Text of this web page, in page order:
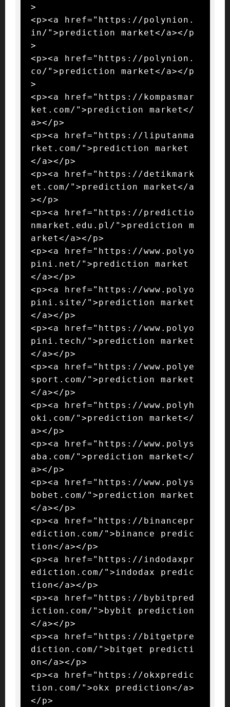
>
<p><a href="https://polynion.
in/">prediction market</a></p
>
<p><a href="https://polynion.
co/">prediction market</a></p
>
<p><a href="https://kompasmar
ket.com/">prediction market</
a></p>
<p><a href="https://liputanma
rket.com/">prediction market
</a></p>
<p><a href="https://detikmark
et.com/">prediction market</a
></p>
<p><a href="https://predictio
nmarket.edu.pl/">prediction m
arket</a></p>
<p><a href="https://www.polyo
pini.net/">prediction market
</a></p>
<p><a href="https://www.polyo
pini.site/">prediction market
</a></p>
<p><a href="https://www.polyo
pini.tech/">prediction market
</a></p>
<p><a href="https://www.polye
sport.com/">prediction market
</a></p>
<p><a href="https://www.polyh
oki.com/">prediction market</
a></p>
<p><a href="https://www.polys
aba.com/">prediction market</
a></p>
<p><a href="https://www.polys
bobet.com/">prediction market
</a></p>
<p><a href="https://binancepr
ediction.com/">binance predic
tion</a></p>
<p><a href="https://indodaxpr
ediction.com/">indodax predic
tion</a></p>
<p><a href="https://bybitpred
iction.com/">bybit prediction
</a></p>
<p><a href="https://bitgetpre
diction.com/">bitget predicti
on</a></p>
<p><a href="https://okxpredic
tion.com/">okx prediction</a>
</p>